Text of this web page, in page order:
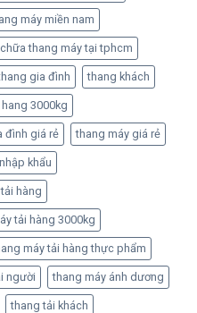
máy miền nam
thang máy tại tphcm
gia đình thang khách
3000kg
đình giá rẻ thang máy giá rẻ
khẩu
hàng
tải hàng 3000kg
máy tải hàng thực phẩm
người thang máy ánh dương
thang tải khách